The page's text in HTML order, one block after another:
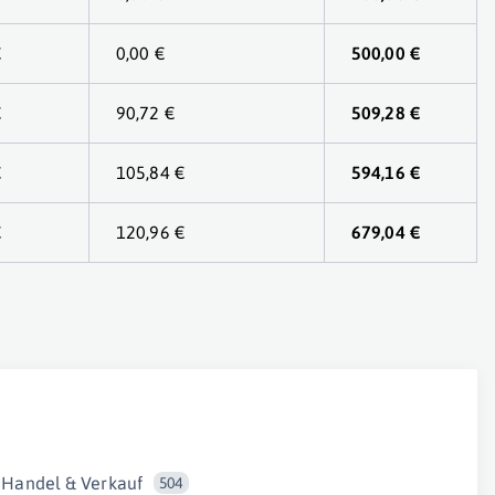
0,00 € 500,00 €
90,72 € 509,28 €
105,84 € 594,16 €
120,96 € 679,04 €
Handel & Verkauf 504